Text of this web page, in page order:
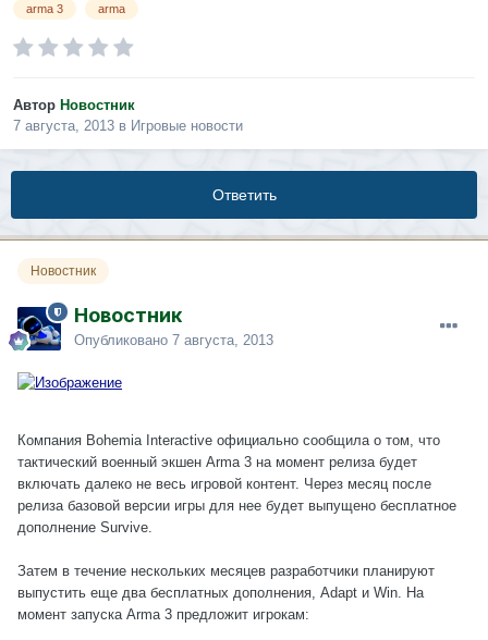
arma 3 arma
Автор Новостник
7 августа, 2013 в Игровые новости
Ответить
Новостник
Новостник
Опубликовано 7 августа, 2013
Компания Bohemia Interactive официально сообщила о том, что
тактический военный экшен Arma 3 на момент релиза будет
включать далеко не весь игровой контент. Через месяц после
релиза базовой версии игры для нее будет выпущено бесплатное
дополнение Survive.
Затем в течение нескольких месяцев разработчики планируют
выпустить еще два бесплатных дополнения, Adapt и Win. На
момент запуска Arma 3 предложит игрокам: